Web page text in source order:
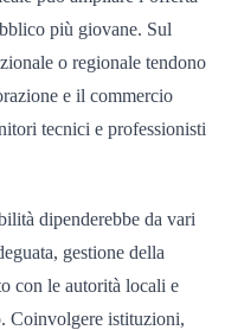
più giovane. Sul
o regionale tendono
e il commercio
tecnici e professionisti
dipenderebbe da vari
gestione della
con le autorità locali e
Coinvolgere istituzioni,